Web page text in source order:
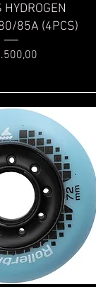
HYDROGEN
85A (4PCS)